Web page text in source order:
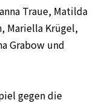
Traue, Matilda
Mariella Krügel,
Grabow und
gegen die